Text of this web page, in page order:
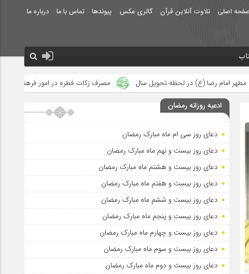
اصلی تلاوت آنلاین قرآن گالری عکس پیوندها تماس با ما درباره ما
تحویل سال مصرف زکات فطره در امور فرهنگی جلوه‌های بزرگ نصرت
ادعیه روزانه رمضان
دعای روز سی ام ماه مبارک رمضان
دعای روز بیست و نهم ماه مبارک رمضان
دعای روز بیست و هشتم ماه مبارک رمضان
دعای روز بیست و هفتم ماه مبارک رمضان
دعای روز بیست و ششم ماه مبارک رمضان
دعای روز بیست و پنجم ماه مبارک رمضان
دعای روز بیست و چهارم ماه مبارک رمضان
دعای روز بیست و سوم ماه مبارک رمضان
دعای روز بیست و دوم ماه مبارک رمضان